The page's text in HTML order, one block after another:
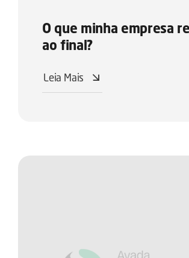
O que minha empresa
ao final?
Leia Mais